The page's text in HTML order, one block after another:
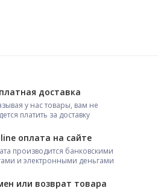
доставка
у нас товары, вам не
платить за доставку
оплата на сайте
производится банковскими
и электронными деньгами
или возврат товара